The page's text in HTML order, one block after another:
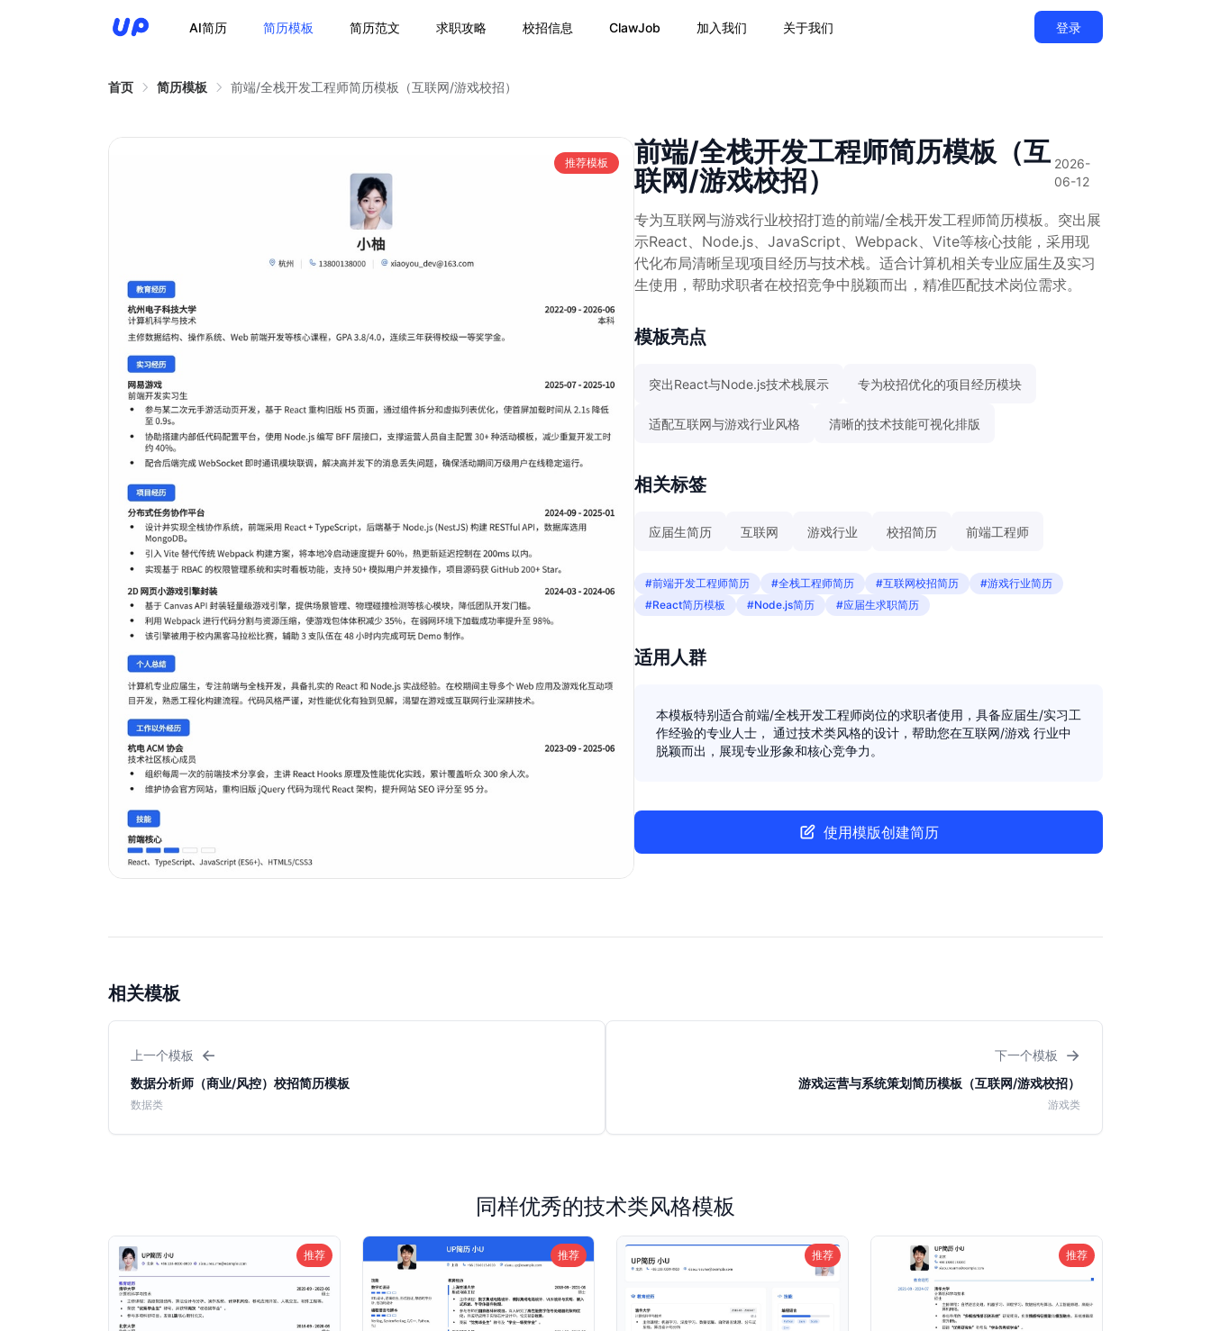
AI简历 简历模板 简历范文 求职攻略 校招信息 ClawJob 加入我们 关于我们 登录
首页 简历模板 前端/全栈开发工程师简历模板（互联网/游戏校招）
推荐模板
前端/全栈开发工程师简历模板（互
联网/游戏校招）
2026-
06-12
专为互联网与游戏行业校招打造的前端/全栈开发工程师简历模板。突出展
示React、Node.js、JavaScript、Webpack、Vite等核心技能，采用现
代化布局清晰呈现项目经历与技术栈。适合计算机相关专业应届生及实习
生使用，帮助求职者在校招竞争中脱颖而出，精准匹配技术岗位需求。
模板亮点
突出React与Node.js技术栈展示 专为校招优化的项目经历模块
适配互联网与游戏行业风格 清晰的技术技能可视化排版
相关标签
应届生简历 互联网 游戏行业 校招简历 前端工程师
#前端开发工程师简历 #全栈工程师简历 #互联网校招简历
#游戏行业简历
#React简历模板
#Node.js简历 #应届生求职简历
适用人群
本模板特别适合前端/全栈开发工程师岗位的求职者使用，具备应届生/实习工
作经验的专业人士， 通过技术类风格的设计，帮助您在互联网/游戏 行业中
脱颖而出，展现专业形象和核心竞争力。
使用模版创建简历
相关模板
上一个模板 ←
数据分析师（商业/风控）校招简历模板
数据类
下一个模板 →
游戏运营与系统策划简历模板（互联网/游戏校招）
游戏类
同样优秀的技术类风格模板
推荐 推荐 推荐 推荐